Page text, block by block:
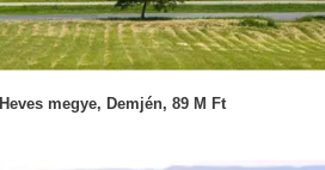
Heves megye, Demjén, 89 M Ft